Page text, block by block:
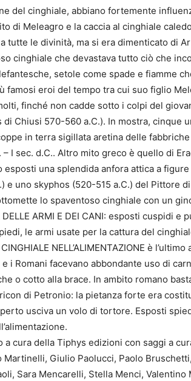
del cinghiale, abbiano fortemente
di Meleagro e la caccia al cinghiale
tutte le divinità, ma si era dimenticato di
cinghiale che devastava tutto ciò che
setole come spade e fiamme
famosi eroi del tempo tra cui suo figlio
finché non cadde sotto i colpi del
di Chiusi 570-560 a.C.). In mostra, cinque
in terra sigillata aretina delle
– I sec. d.C.. Altro mito greco è quello di
esposti una splendida anfora attica a
e uno skyphos (520-515 a.C.) del Pittore
lo spaventoso cinghiale con un
DELLE ARMI E DEI CANI: esposti cuspidi
le armi usate per la cattura del
NELL’ALIMENTAZIONE è
e i Romani facevano abbondante uso di
o cotto alla brace. In ambito romano
di Petronio: la pietanza forte era
usciva un volo di tortore. Esposti
a cura della Tiphys edizioni con saggi a
Martinelli, Giulio Paolucci, Paolo
Sara Mencarelli, Stella Menci,